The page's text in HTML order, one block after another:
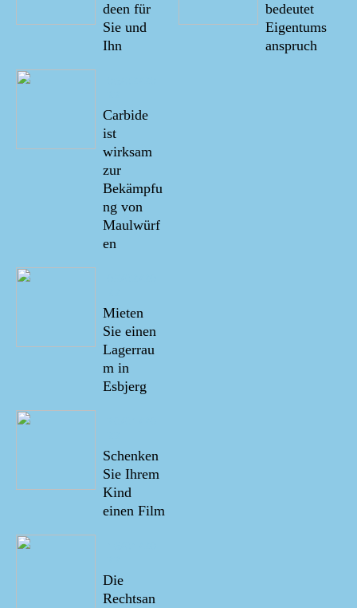
deen für
Sie und
Ihn
Carbide
ist
wirksam
zur
Bekämpfu
ng von
Maulwürf
en
Mieten
Sie einen
Lagerrau
m in
Esbjerg
Schenken
Sie Ihrem
Kind
einen Film
Die
Rechtsan
bedeutet
Eigentums
anspruch